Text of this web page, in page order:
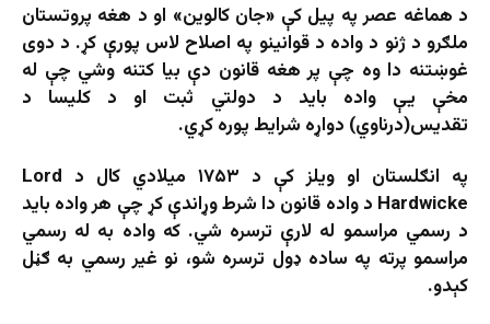
د هماغه عصر په پیل کې «جان کالوين» او د هغه پروتستان
ملګرو د ژنو د واده د قوانينو په اصلاح لاس پورې کړ. د دوی
غوښتنه دا وه چې پر هغه قانون دې بيا کتنه وشي چې له
مخې يې واده بايد د دولتي ثبت او د کليسا د
تقديس(درناوي) دواړه شرايط پوره کړي.
په انګلستان او ويلز کې د ۱۷۵۳ میلادي کال د Lord
Hardwicke د واده قانون دا شرط وړاندې کړ چې هر واده بايد
د رسمي مراسمو له لارې ترسره شي. که واده به له رسمي
مراسمو پرته په ساده ډول ترسره شو، نو غير رسمي به ګڼل
کېدو.